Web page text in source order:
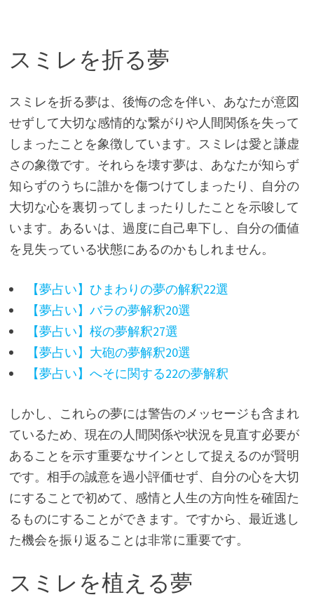
スミレを折る夢
スミレを折る夢は、後悔の念を伴い、あなたが意図
せずして大切な感情的な繋がりや人間関係を失って
しまったことを象徴しています。スミレは愛と謙虚
さの象徴です。それらを壊す夢は、あなたが知らず
知らずのうちに誰かを傷つけてしまったり、自分の
大切な心を裏切ってしまったりしたことを示唆して
います。あるいは、過度に自己卑下し、自分の価値
を見失っている状態にあるのかもしれません。
【夢占い】ひまわりの夢の解釈22選
【夢占い】バラの夢解釈20選
【夢占い】桜の夢解釈27選
【夢占い】大砲の夢解釈20選
【夢占い】へそに関する22の夢解釈
しかし、これらの夢には警告のメッセージも含まれ
ているため、現在の人間関係や状況を見直す必要が
あることを示す重要なサインとして捉えるのが賢明
です。相手の誠意を過小評価せず、自分の心を大切
にすることで初めて、感情と人生の方向性を確固た
るものにすることができます。ですから、最近逃し
た機会を振り返ることは非常に重要です。
スミレを植える夢